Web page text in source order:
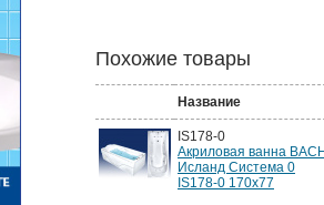
Похожие товары
Название
IS178-0
Акриловая ванна
Исланд Система 0
IS178-0 170х77